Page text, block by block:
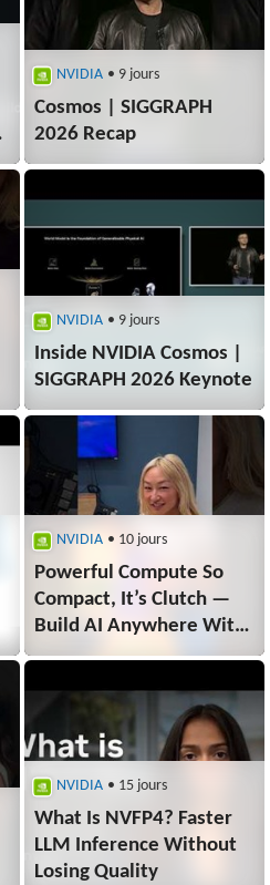
NVIDIA • 9 jours
Cosmos | SIGGRAPH
2026 Recap
NVIDIA • 9 jours
Inside NVIDIA Cosmos |
SIGGRAPH 2026 Keynote
NVIDIA • 10 jours
Powerful Compute So
Compact, It’s Clutch —
Build AI Anywhere With
NVIDIA Jetson
NVIDIA • 15 jours
What Is NVFP4? Faster
LLM Inference Without
Losing Quality